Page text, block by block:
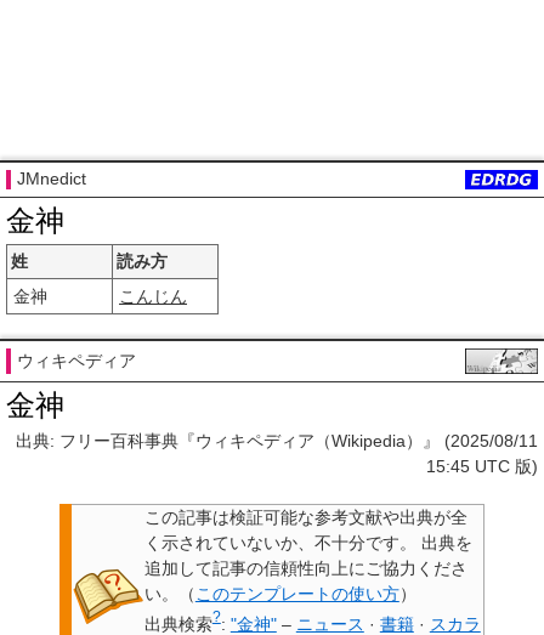
JMnedict
金神
姓
読み方
金神
こんじん
ウィキペディア
金神
出典: フリー百科事典『ウィキペディア（Wikipedia）』 (2025/08/11
15:45 UTC 版)
この記事は検証可能な参考文献や出典が全
く示されていないか、不十分です。
出典を
追加して記事の信頼性向上にご協力くださ
い。
（ このテンプレートの使い方）
出典検索?: "金神"– ニュース · 書籍 · スカラ